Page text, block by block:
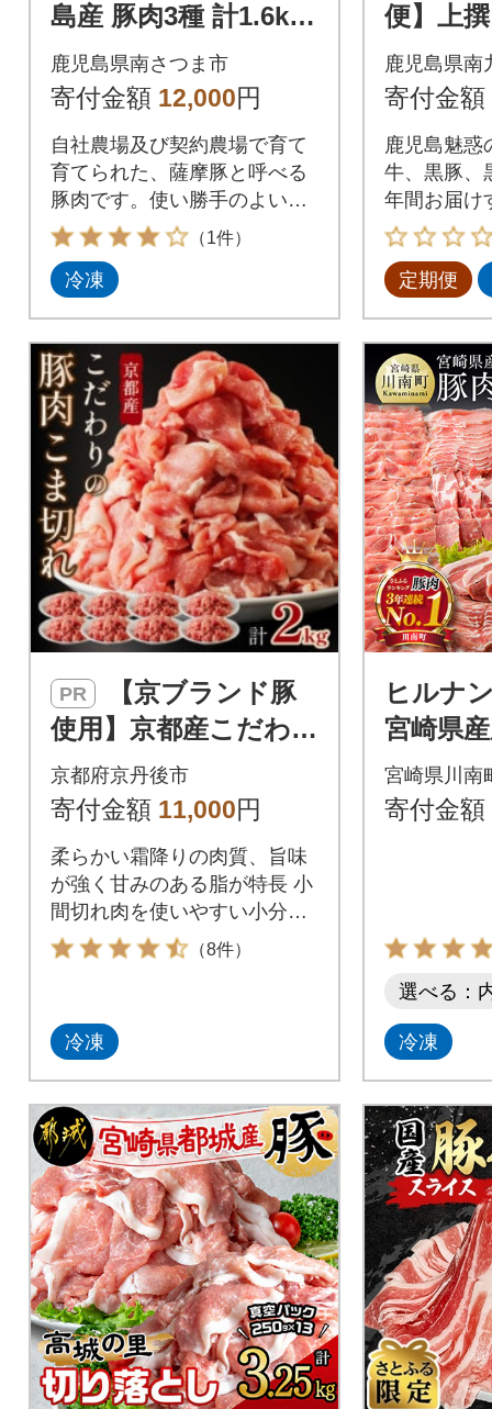
島産 豚肉3種 計1.6kg
(バラ/肩ロースしゃぶ
しゃぶ/ロース生姜焼
鹿児島県南さつま市
寄付金額 12,000円
自社農場及び契約農場で育て
育てられた、薩摩豚と呼べる
豚肉です。使い勝手のよい小
分けパックでお届けします。
（1件）
冷凍
便】上
期便全
鹿児島県南
寄付金額
鹿児島魅惑
牛、黒豚、
年間お届け
定期便
PR
使用】京都産こだわり
豚肉こま切れ 2kg(250
g×8パック) 小分け 冷
京都府京丹後市
寄付金額 11,000円
柔らかい霜降りの肉質、旨味
が強く甘みのある脂が特長 小
間切れ肉を使いやすい小分
け・冷凍でお届け
（8件）
冷凍
ヒルナ
宮崎県
㎏(川南
宮崎県川南
寄付金額
選べる：
冷凍